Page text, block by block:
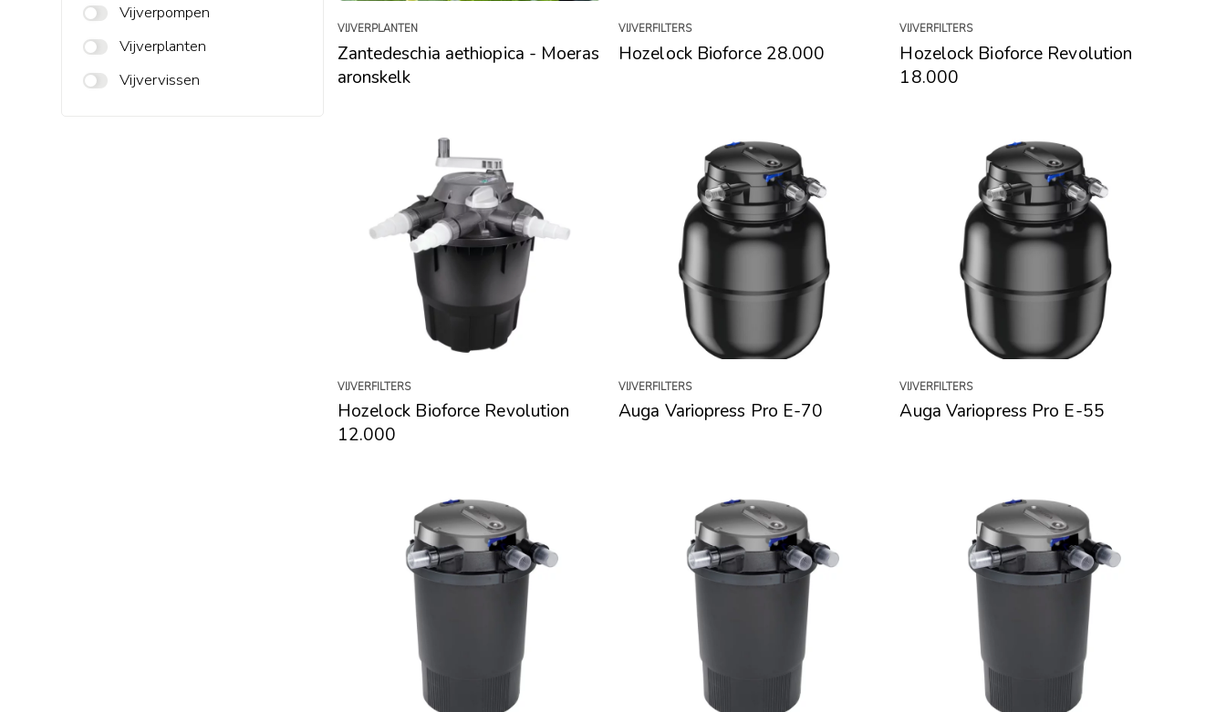
Vijverpompen
Vijverplanten
Vijvervissen
VIJVERPLANTEN
Zantedeschia aethiopica - Moeras
aronskelk
VIJVERFILTERS
Hozelock Bioforce 28.000
VIJVERFILTERS
Hozelock Bioforce Revolution
18.000
VIJVERFILTERS
Hozelock Bioforce Revolution
12.000
VIJVERFILTERS
Auga Variopress Pro E-70
VIJVERFILTERS
Auga Variopress Pro E-55